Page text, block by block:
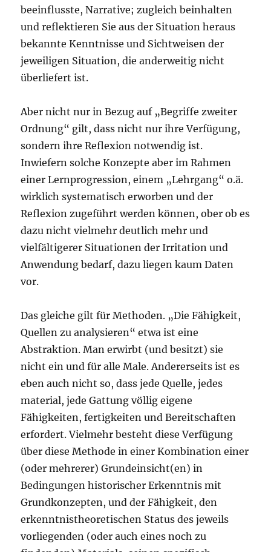
beeinflusste, Narrative; zugleich beinhalten
und reflektieren Sie aus der Situation heraus
bekannte Kenntnisse und Sichtweisen der
jeweiligen Situation, die anderweitig nicht
überliefert ist.
Aber nicht nur in Bezug auf „Begriffe zweiter
Ordnung“ gilt, dass nicht nur ihre Verfügung,
sondern ihre Reflexion notwendig ist.
Inwiefern solche Konzepte aber im Rahmen
einer Lernprogression, einem „Lehrgang“ o.ä.
wirklich systematisch erworben und der
Reflexion zugeführt werden können, ober ob es
dazu nicht vielmehr deutlich mehr und
vielfältigerer Situationen der Irritation und
Anwendung bedarf, dazu liegen kaum Daten
vor.
Das gleiche gilt für Methoden. „Die Fähigkeit,
Quellen zu analysieren“ etwa ist eine
Abstraktion. Man erwirbt (und besitzt) sie
nicht ein und für alle Male. Andererseits ist es
eben auch nicht so, dass jede Quelle, jedes
material, jede Gattung völlig eigene
Fähigkeiten, fertigkeiten und Bereitschaften
erfordert. Vielmehr besteht diese Verfügung
über diese Methode in einer Kombination einer
(oder mehrerer) Grundeinsicht(en) in
Bedingungen historischer Erkenntnis mit
Grundkonzepten, und der Fähigkeit, den
erkenntnistheoretischen Status des jeweils
vorliegenden (oder auch eines noch zu